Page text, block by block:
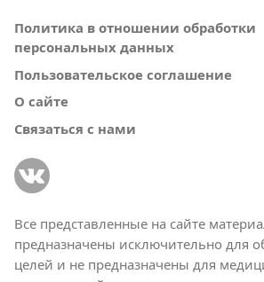
Политика в отношении обработки
персональных данных
Пользовательское соглашение
О сайте
Связаться с нами
Все представленные на сайте
предназначены исключительно для
целей и не предназначены для